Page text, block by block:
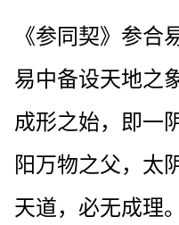
《参同契》参合
易中备设天地之
成形之始，即一
阳万物之父，太
天道，必无成理